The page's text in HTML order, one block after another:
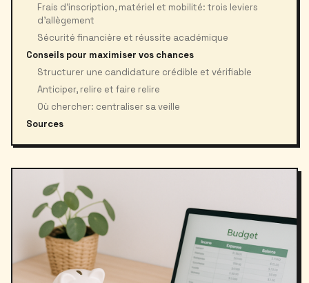
Frais d’inscription, matériel et mobilité: trois leviers
d’allègement
Sécurité financière et réussite académique
Conseils pour maximiser vos chances
Structurer une candidature crédible et vérifiable
Anticiper, relire et faire relire
Où chercher: centraliser sa veille
Sources